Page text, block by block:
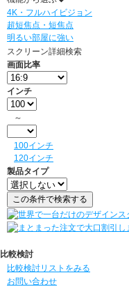
4K・フルハイビジョン
超短焦点・短焦点
明るい部屋に強い
スクリーン詳細検索
画面比率
インチ
～
100インチ
120インチ
製品タイプ
比較検討
比較検討リストをみる
お問い合わせ